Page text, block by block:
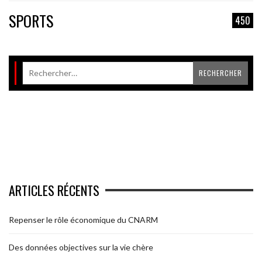
SPORTS 450
ARTICLES RÉCENTS
Repenser le rôle économique du CNARM
Des données objectives sur la vie chère